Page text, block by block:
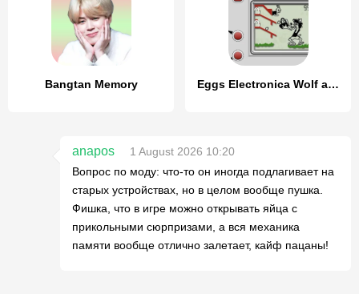
Bangtan Memory Eggs Electronica Wolf and Hare
anapos
1 August 2026 10:20
Вопрос по моду: что-то он иногда подлагивает на
старых устройствах, но в целом вообще пушка.
Фишка, что в игре можно открывать яйца с
прикольными сюрпризами, а вся механика
памяти вообще отлично залетает, кайф пацаны!